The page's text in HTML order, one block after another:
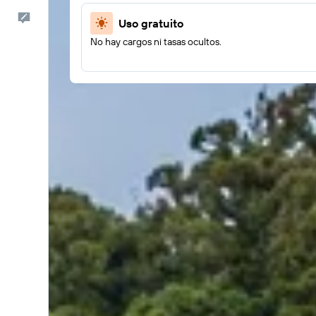
Comentarios Uso gratuito
No hay cargos ni tasas ocultos.